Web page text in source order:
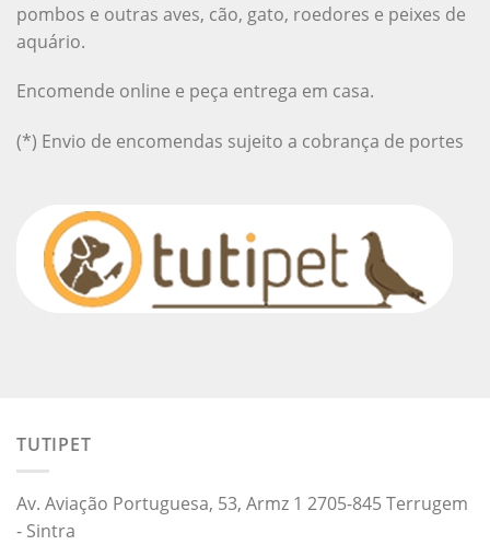
pombos e outras aves, cão, gato, roedores e peixes de
aquário.
Encomende online e peça entrega em casa.
(*) Envio de encomendas sujeito a cobrança de portes
TUTIPET
Av. Aviação Portuguesa, 53, Armz 1 2705-845 Terrugem
- Sintra